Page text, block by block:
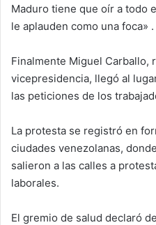
Maduro tiene que oír a todo
le aplauden como una foca» .
Finalmente Miguel Carballo,
vicepresidencia, llegó al
las peticiones de los
La protesta se registró en
ciudades venezolanas,
salieron a las calles a
laborales.
El gremio de salud declaró